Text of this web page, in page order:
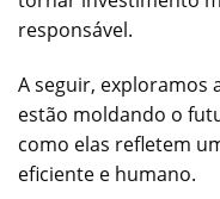
responsável.
A seguir, exploramos
estão moldando o
como elas refletem
eficiente e humano.